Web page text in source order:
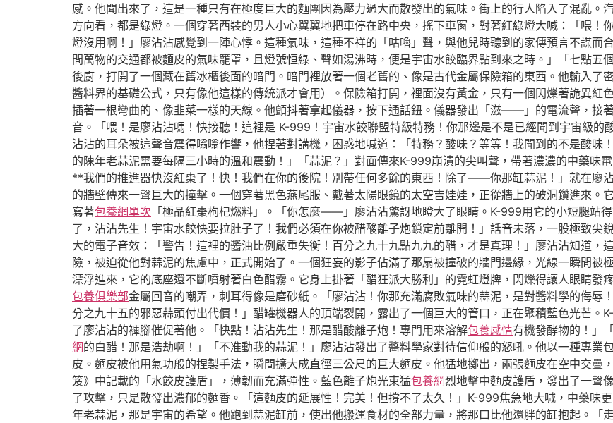
感。他聞出來了，這是一種只有在極度巨大的麵團因為壓力過大而散發出的氣味。街上的行人陷入了混亂。
方向看，都是綠燈。一個穿著西裝的男人小心翼翼地把車停在路中央，搖下車窗，對著紅綠燈大喊：「喂！
燈沒用啊！」廖沾沾感覺到一陣心悸。這種氣味，這種不祥的「咕嚕」聲，與他兒時聽到的家傳預言不謀而
間萬物的交通都被麵皮的氣味籠罩，且燈號恒綠、聲如湯沸時，便是宇宙水餃臨界點到來之時。」「七點
後廚，打開了一個藏在舊冰櫃後面的暗門。暗門裡放著一個老舊的、像是古代金屬保險箱的東西。他輸入了
醬料界的基礎公式，只有像他這樣的傳統派才會用）。保險箱打開，裡面沒有黃金，只有一個閃爍著詭異紅
插著一根彎曲的、像韭菜一樣的天線。他顫抖著拿起儀器，按下通話鈕。儀器發出「滋——」的電流聲，接
音。「喂！是廖沾沾嗎！快接聽！這裡是 K-999！宇宙水餃聯盟特級特務！你那邊是不是已經聞到宇宙級的
沾沾的耳朵被這聲音震得嗡嗡作響，他捏著對講機，困惑地喊道：「特務？酸味？等等！我聞到的不是酸味
的陳年老蒜泥需要每隔三小時的溫和震動！」「蒜泥？」對面傳來K-999崩潰的尖叫聲，帶著濃濃的中藥味
**我們的推進器快沒紅棗了！快！我們在你的後院！別帶任何多餘的東西！除了——你那缸蒜泥！」就在廖
的牆壁傳來一聲巨大的撞擊。一個穿著黑色燕尾服、戴著太陽眼鏡的太空吉娃娃，正從牆上的破洞鑽進來。
寫著包養網單次 「極品紅棗枸杞燃料」。「你怎麼——」廖沾沾驚訝地瞪大了眼睛。K-999用它的小短腿站
了，沾沾先生！宇宙水餃快要拉肚子了！我們必須在你被醋酸離子炮鎖定前離開！」話音未落，一股極致尖
大的電子音效：「警告！這裡的醬油比例嚴重失衡！百分之九十九點九九的醋，才是真理！」廖沾沾知道，
險，被迫從他對蒜泥的焦慮中，正式開始了。一個狂妄的影子佔滿了那扇被撞破的牆門邊緣，光線一瞬間被
漂浮進來，它的底座還不斷噴射著白色醋霧。它身上掛著「醋狂派大勝利」的霓虹燈牌，閃爍得讓人眼睛發
包養俱樂部金屬回音的嘲弄，刺耳得像是磨砂紙。「廖沾沾！你那充滿腐敗氣味的蒜泥，是對醬料學的侮辱
分之九十五的邪惡蒜頭付出代價！」醋罐機器人的頂端裂開，露出了一個巨大的管口，正在聚積藍色光芒。
了廖沾沾的褲腳催促著他。「快點！沾沾先生！那是醋酸離子炮！專門用來溶解包養感情有機發酵物的！」
網的白醋！那是浩劫啊！」「不准動我的蒜泥！」廖沾沾發出了醬料學家對待信仰般的怒吼。他以一種專業
皮。麵皮被他用氣功般的捏製手法，瞬間擴大成直徑三公尺的巨大麵皮。他猛地擲出，兩張麵皮在空中交疊
笈》中記載的「水餃皮護盾」，薄韌而充滿彈性。藍色離子炮光束猛包養網烈地擊中麵皮護盾，發出了一聲
了攻擊，只是散發出濃郁的麵香。「這麵皮的延展性！完美！但撐不了太久！」K-999焦急地大喊，中藥味
年老蒜泥，那是宇宙的希望。他跑到蒜泥缸前，使出他搬運食材的全部力量，將那口比他還胖的缸抱起。